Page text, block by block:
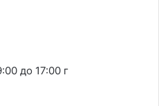
до 17:00 г